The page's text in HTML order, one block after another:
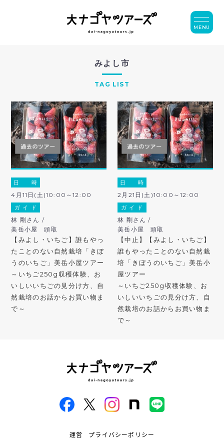
みよし市
TAG LIST
日 時
4月11日(土)10:00～12:00
ガ イ ド
林 剛さん /
美岳小屋 頭取
【みよし・いちご】誰もやっ
たことのない自然栽培「きぼ
うのいちご」美岳小屋ツアー
～いちご250g収穫体験、お
いしいいちごの見分け方、自
然栽培のお話からお買い物ま
で～
日 時
2月21日(土)10:00～12:00
ガ イ ド
林 剛さん /
美岳小屋 頭取
【中止】【みよし・いちご】
誰もやったことのない自然栽
培「きぼうのいちご」美岳小
屋ツアー
～いちご250g収穫体験、お
いしいいちごの見分け方、自
然栽培のお話からお買い物ま
で～
運営 プライバシーポリシー
MENU